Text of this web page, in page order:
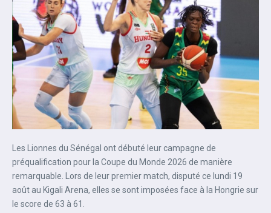
Les Lionnes du Sénégal ont débuté leur campagne de
préqualification pour la Coupe du Monde 2026 de manière
remarquable. Lors de leur premier match, disputé ce lundi 19
août au Kigali Arena, elles se sont imposées face à la Hongrie sur
le score de 63 à 61.